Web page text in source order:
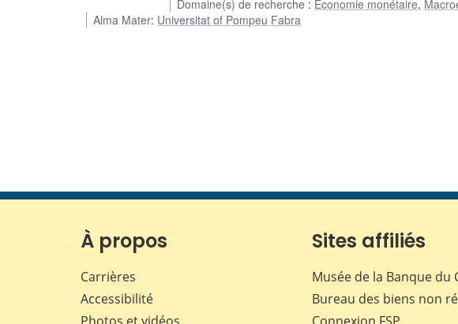
Domaine(s) de recherche : Économie monétaire,
Alma Mater: Universitat of Pompeu Fabra
À propos
Carrières
Accessibilité
Sites affiliés
Musée de la Banque du
Bureau des biens non